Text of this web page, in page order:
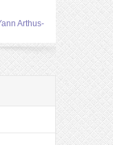
Arthus-